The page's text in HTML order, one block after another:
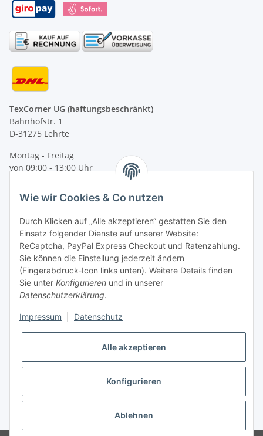
TexCorner UG (haftungsbeschränkt)
Bahnhofstr. 1
D-31275 Lehrte
Montag - Freitag
von 09:00 - 13:00 Uhr
Tel: +49 (0) 5132 8230689
E-Mail:mail@texcorner.de
Vertrag widerrufen
* Alle Preise inkl. gesetzlicher USt., zzgl.Versand
Wie wir Cookies & Co nutzen
Durch Klicken auf „Alle akzeptieren“ gestatten Sie den
Einsatz folgender Dienste auf unserer Website:
ReCaptcha, PayPal Express Checkout und Ratenzahlung.
Sie können die Einstellung jederzeit ändern
(Fingerabdruck-Icon links unten). Weitere Details finden
Sie unter Konfigurieren und in unserer
Datenschutzerklärung.
Impressum Datenschutz
Alle akzeptieren
Konfigurieren
Ablehnen